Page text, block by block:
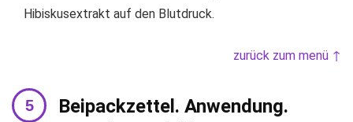
Hibiskusextrakt auf den Blutdruck.
zurück zum menü ↑
Beipackzettel. Anwendung.